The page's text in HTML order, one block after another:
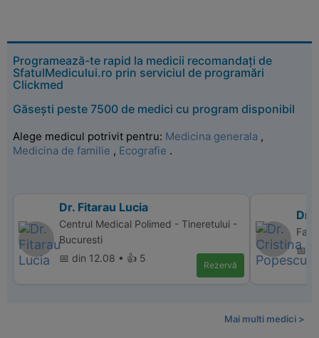
Programează-te rapid la medicii recomandați de
SfatulMedicului.ro prin serviciul de programări
Clickmed
Găsești peste 7500 de medici cu program disponibil
Alege medicul potrivit pentru: Medicina generala ,
Medicina de familie , Ecografie .
Dr. Fitarau Lucia
Centrul Medical Polimed - Tineretului -
Bucuresti
📅 din 12.08 • 👍 5
Rezervă
Dr.
📅
Mai multi medici >